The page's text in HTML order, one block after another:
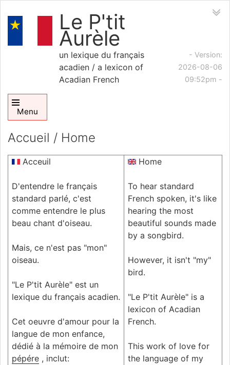
Le P'tit
Aurèle
un lexique du français
acadien / a lexicon of
Acadian French
- Version:
2026-08-06
09:52pm -
Menu
Accueil / Home
Acceuil
D'entendre le français
standard parlé, c'est
comme entendre le plus
beau chant d'oiseau.
Mais, ce n'est pas "mon"
oiseau.
"Le P'tit Aurèle" est un
lexique du français acadien.
Cet oeuvre d'amour pour la
langue de mon enfance,
dédié à la mémoire de mon
pépére , inclut:
Home
To hear standard
French spoken, it's like
hearing the most
beautiful sounds made
by a songbird.
However, it isn't "my"
bird.
"Le P'tit Aurèle" is a
lexicon of Acadian
French.
This work of love for
the language of my